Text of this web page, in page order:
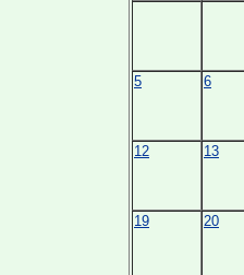
5 6
12 13
19 20